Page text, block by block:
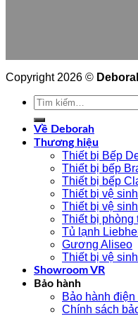
Copyright 2026 ©
Tìm
kiếm:
Về Deborah
Thương hiệu
Thiết bị Bếp
Thiết bị bếp
Thiết bị bếp
Thiết bị vệ
Thiết bị vệ
Thiết bị phòng
Tủ lạnh
Gương Aliseo
Thiết bị vệ
Showroom VR
Bảo hành
Bảo hành
Chính sách